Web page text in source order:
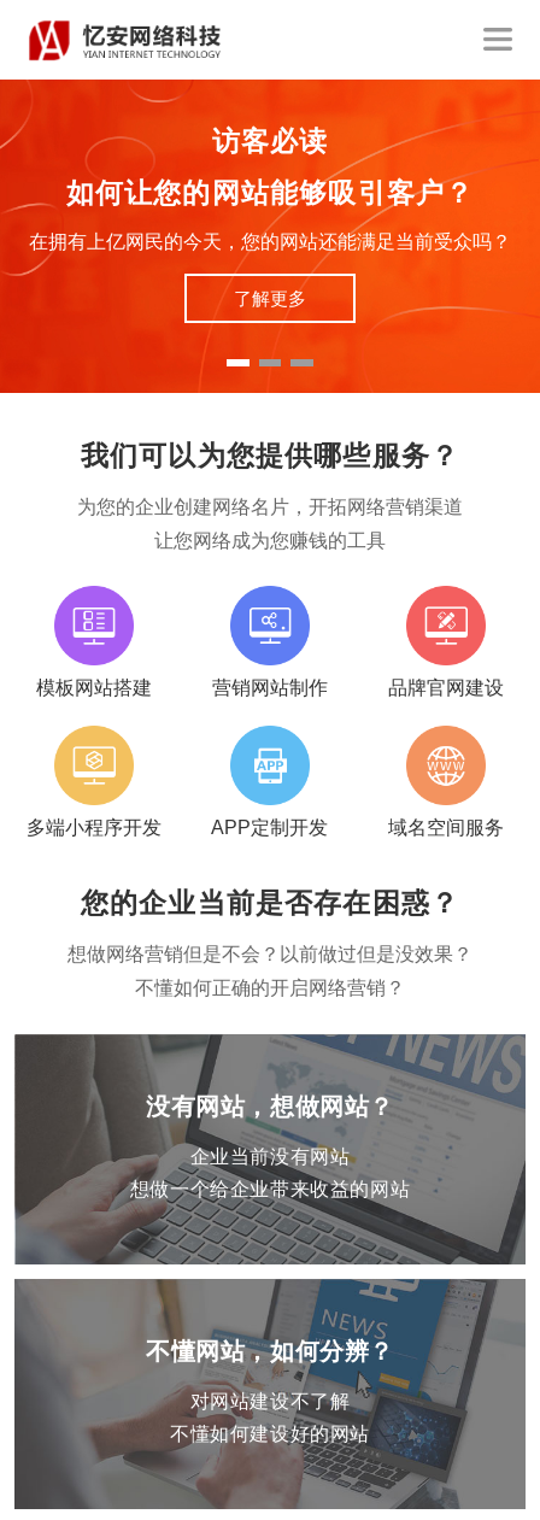
访客必读
如何让您的网站能够吸引客户？
在拥有上亿网民的今天，您的网站还能满足当前受众吗？
了解更多
我们可以为您提供哪些服务？
为您的企业创建网络名片，开拓网络营销渠道
让您网络成为您赚钱的工具
模板网站搭建 营销网站制作 品牌官网建设
多端小程序开发 APP定制开发 域名空间服务
您的企业当前是否存在困惑？
想做网络营销但是不会？以前做过但是没效果？
不懂如何正确的开启网络营销？
没有网站，想做网站？
企业当前没有网站
想做一个给企业带来收益的网站
不懂网站，如何分辨？
对网站建设不了解
不懂如何建设好的网站